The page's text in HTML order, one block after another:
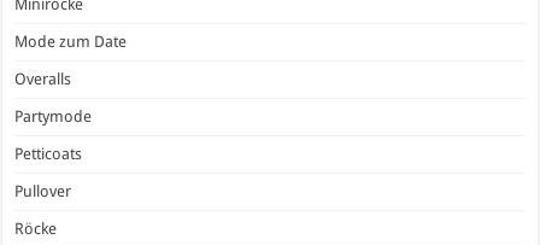
Miniröcke
Mode zum Date
Overalls
Partymode
Petticoats
Pullover
Röcke